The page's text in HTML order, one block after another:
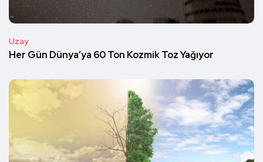
Uzay
Her Gün Dünya’ya 60 Ton Kozmik Toz Yağıyor